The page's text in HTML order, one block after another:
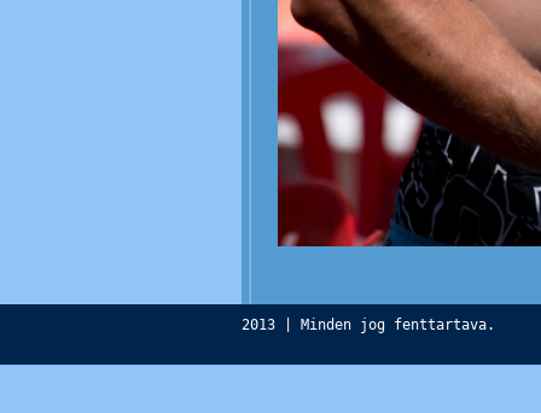
2013 | Minden jog fenttartava.